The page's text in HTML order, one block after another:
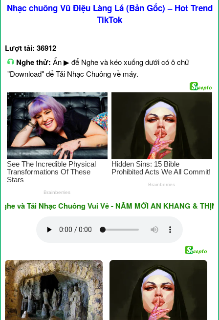
Nhạc chuông Vũ Điệu Làng Lá (Bản Gốc) – Hot Trend
TikTok
Lượt tải: 36912
Nghe thử: Ấn ▶ để Nghe và kéo xuống dưới có ô chữ
"Download" để Tải Nhạc Chuông về máy.
Tải Nhạc Chuông Vui Vẻ - NĂM MỚI AN KHANG & THỊNH